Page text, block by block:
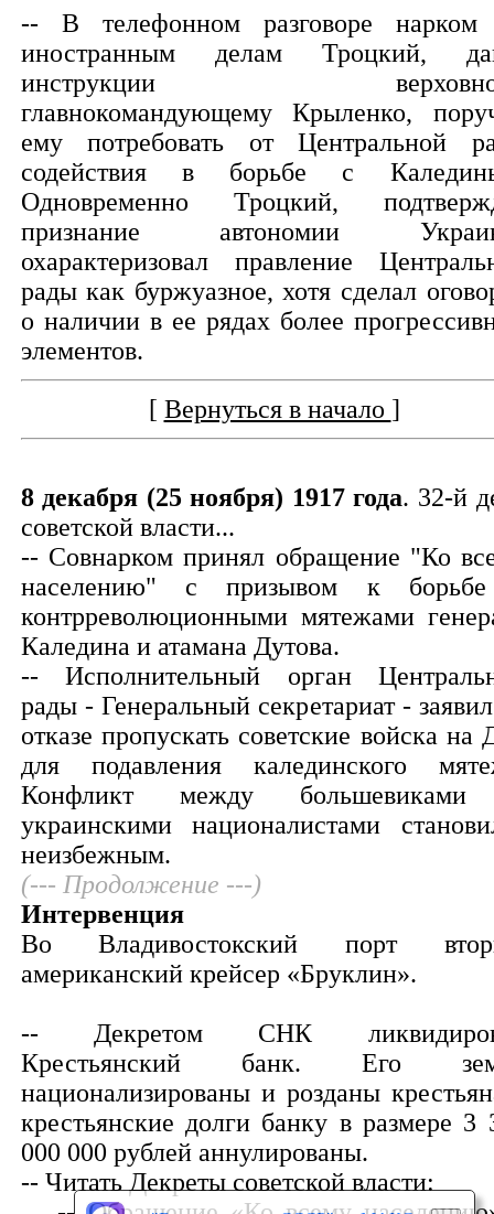
-- В телефонном разговоре нарком
иностранным делам Троцкий,
инструкции
главнокомандующему Крыленко,
ему потребовать от Центральной
содействия в борьбе с
Одновременно Троцкий,
признание автономии
охарактеризовал правление
рады как буржуазное, хотя сделал
о наличии в ее рядах более
элементов.
[ Вернуться в начало ]
8 декабря (25 ноября) 1917 года. 32-й
советской власти...
-- Совнарком принял обращение "Ко
населению" с призывом к
контрреволюционными мятежами
Каледина и атамана Дутова.
-- Исполнительный орган
рады - Генеральный секретариат -
отказе пропускать советские войска на
для подавления калединского
Конфликт между
украинскими националистами
неизбежным.
(--- Продолжение ---)
Интервенция
Во Владивостокский порт
американский крейсер «Бруклин».
-- Декретом СНК
Крестьянский банк. Его
национализированы и розданы
крестьянские долги банку в размере 3
000 000 рублей аннулированы.
-- Читать Декреты советской власти: